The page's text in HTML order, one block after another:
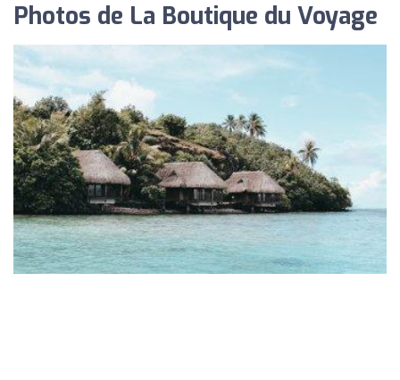
Photos de La Boutique du Voyage